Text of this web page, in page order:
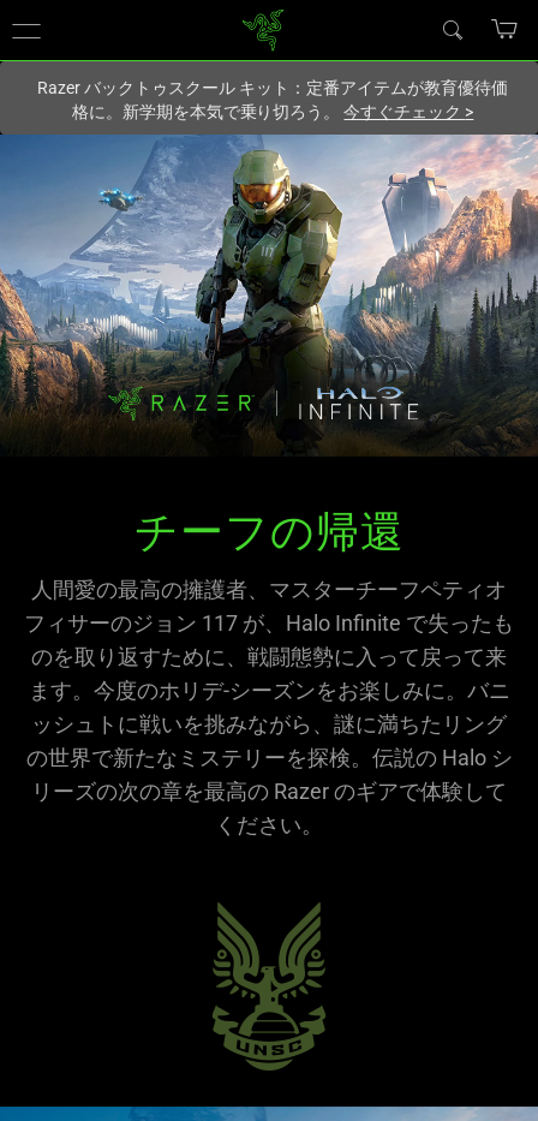
サイトにアクセスしています.
Razer バックトゥスクール キット：定番アイテムが教育優待価
格に。新学期を本気で乗り切ろう。今すぐチェック >
チーフの帰還
人間愛の最高の擁護者、マスターチーフペティオ
フィサーのジョン 117 が、Halo Infinite で失ったも
のを取り返すために、戦闘態勢に入って戻って来
ます。今度のホリデ-シーズンをお楽しみに。バニ
ッシュトに戦いを挑みながら、謎に満ちたリング
の世界で新たなミステリーを探検。伝説の Halo シ
リーズの次の章を最高の Razer のギアで体験して
ください。